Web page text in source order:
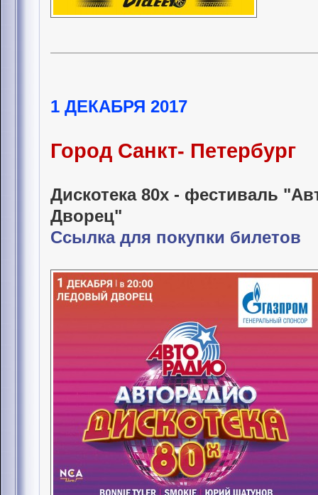
1 ДЕКАБРЯ 2017
Город Санкт- Петербург
Дискотека 80х - фестиваль
Дворец"
Ссылка для покупки билетов